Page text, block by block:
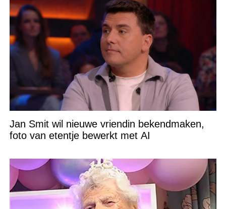
Jan Smit wil nieuwe vriendin bekendmaken,
foto van etentje bewerkt met AI